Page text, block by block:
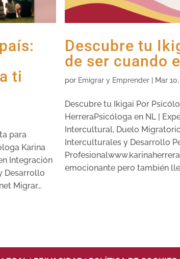
ti
para
Karina
Integración
Desarrollo
Migrar...
Descubre tu
de ser cuando
por Emigrar y Emprender Mar
Descubre tu Ikigai Por
HerreraPsicóloga en NL |
Intercultural, Duelo
Interculturales y Desarrollo
emocionante pero también